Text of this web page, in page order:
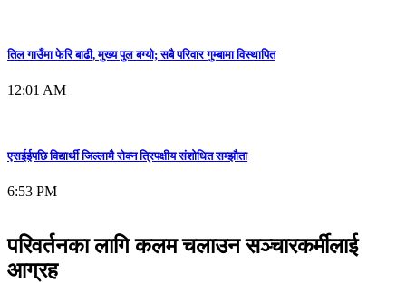
तिल गाउँमा फेरि बाढी, मुख्य पुल बग्यो; सबै परिवार गुम्बामा विस्थापित
12:01 AM
एसईईपछि विद्यार्थी जिल्लामै रोक्न त्रिपक्षीय संशोधित सम्झौता
6:53 PM
परिवर्तनका लागि कलम चलाउन सञ्चारकर्मीलाई
आग्रह